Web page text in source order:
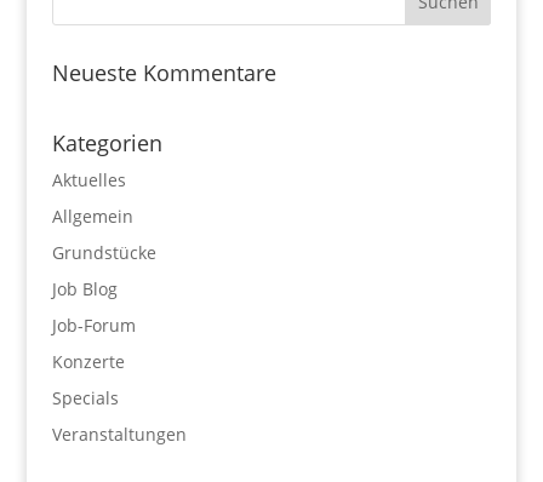
Neueste Kommentare
Kategorien
Aktuelles
Allgemein
Grundstücke
Job Blog
Job-Forum
Konzerte
Specials
Veranstaltungen